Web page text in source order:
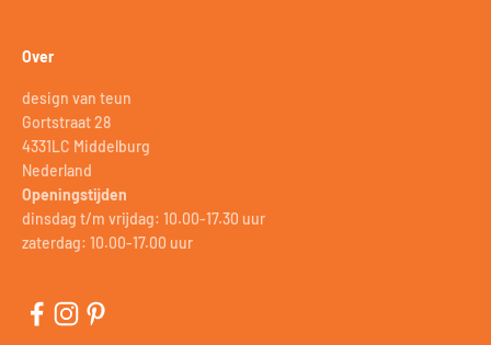
Over
design van teun
Gortstraat 28
4331LC Middelburg
Nederland
Openingstijden
dinsdag t/m vrijdag: 10.00-17.30 uur
zaterdag: 10.00-17.00 uur